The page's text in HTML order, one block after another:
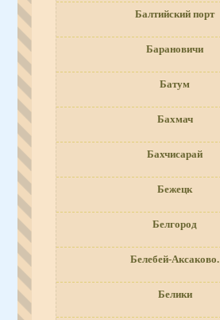
Балтийский порт
Барановичи
Батум
Бахмач
Бахчисарай
Бежецк
Белгород
Белебей-Аксаково.
Белики